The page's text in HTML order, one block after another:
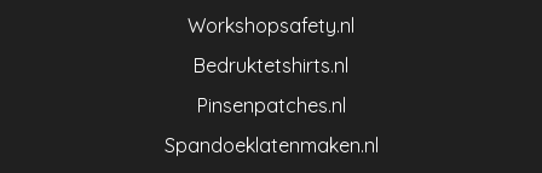
Workshopsafety.nl
Bedruktetshirts.nl
Pinsenpatches.nl
Spandoeklatenmaken.nl